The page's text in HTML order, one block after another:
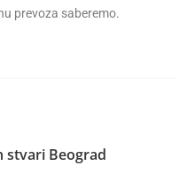
prevoza saberemo.
stvari Beograd